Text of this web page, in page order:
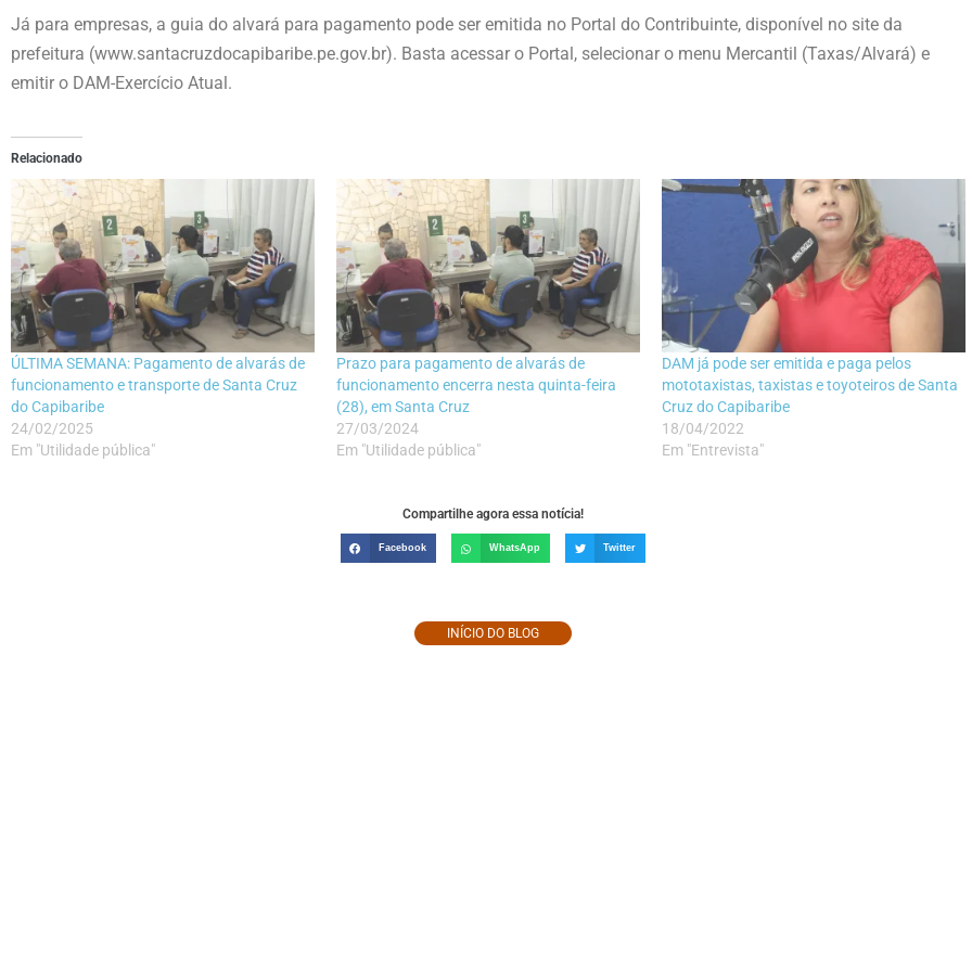
Já para empresas, a guia do alvará para pagamento pode ser emitida no Portal do Contribuinte, disponível no site da
prefeitura (www.santacruzdocapibaribe.pe.gov.br). Basta acessar o Portal, selecionar o menu Mercantil (Taxas/Alvará) e
emitir o DAM-Exercício Atual.
Relacionado
ÚLTIMA SEMANA: Pagamento de alvarás de
funcionamento e transporte de Santa Cruz
do Capibaribe
24/02/2025
Em "Utilidade pública"
Prazo para pagamento de alvarás de
funcionamento encerra nesta quinta-feira
(28), em Santa Cruz
27/03/2024
Em "Utilidade pública"
DAM já pode ser emitida e paga pelos
mototaxistas, taxistas e toyoteiros de Santa
Cruz do Capibaribe
18/04/2022
Em "Entrevista"
Compartilhe agora essa notícia!
Facebook WhatsApp Twitter
INÍCIO DO BLOG